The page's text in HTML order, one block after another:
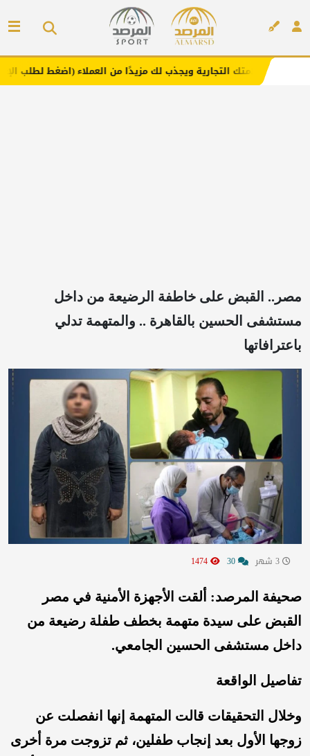
ويجذب لك مزيدًا من العملاء (اضغط لطلب الإعلان)
مصر.. القبض على خاطفة الرضيعة من داخل
مستشفى الحسين بالقاهرة .. والمتهمة تدلي
باعترافاتها
صحيفة المرصد: ألقت الأجهزة الأمنية في مصر
القبض على سيدة متهمة بخطف طفلة رضيعة من
داخل مستشفى الحسين الجامعي.
تفاصيل الواقعة
وخلال التحقيقات قالت المتهمة إنها انفصلت عن
زوجها الأول بعد إنجاب طفلين، ثم تزوجت مرة أخرى